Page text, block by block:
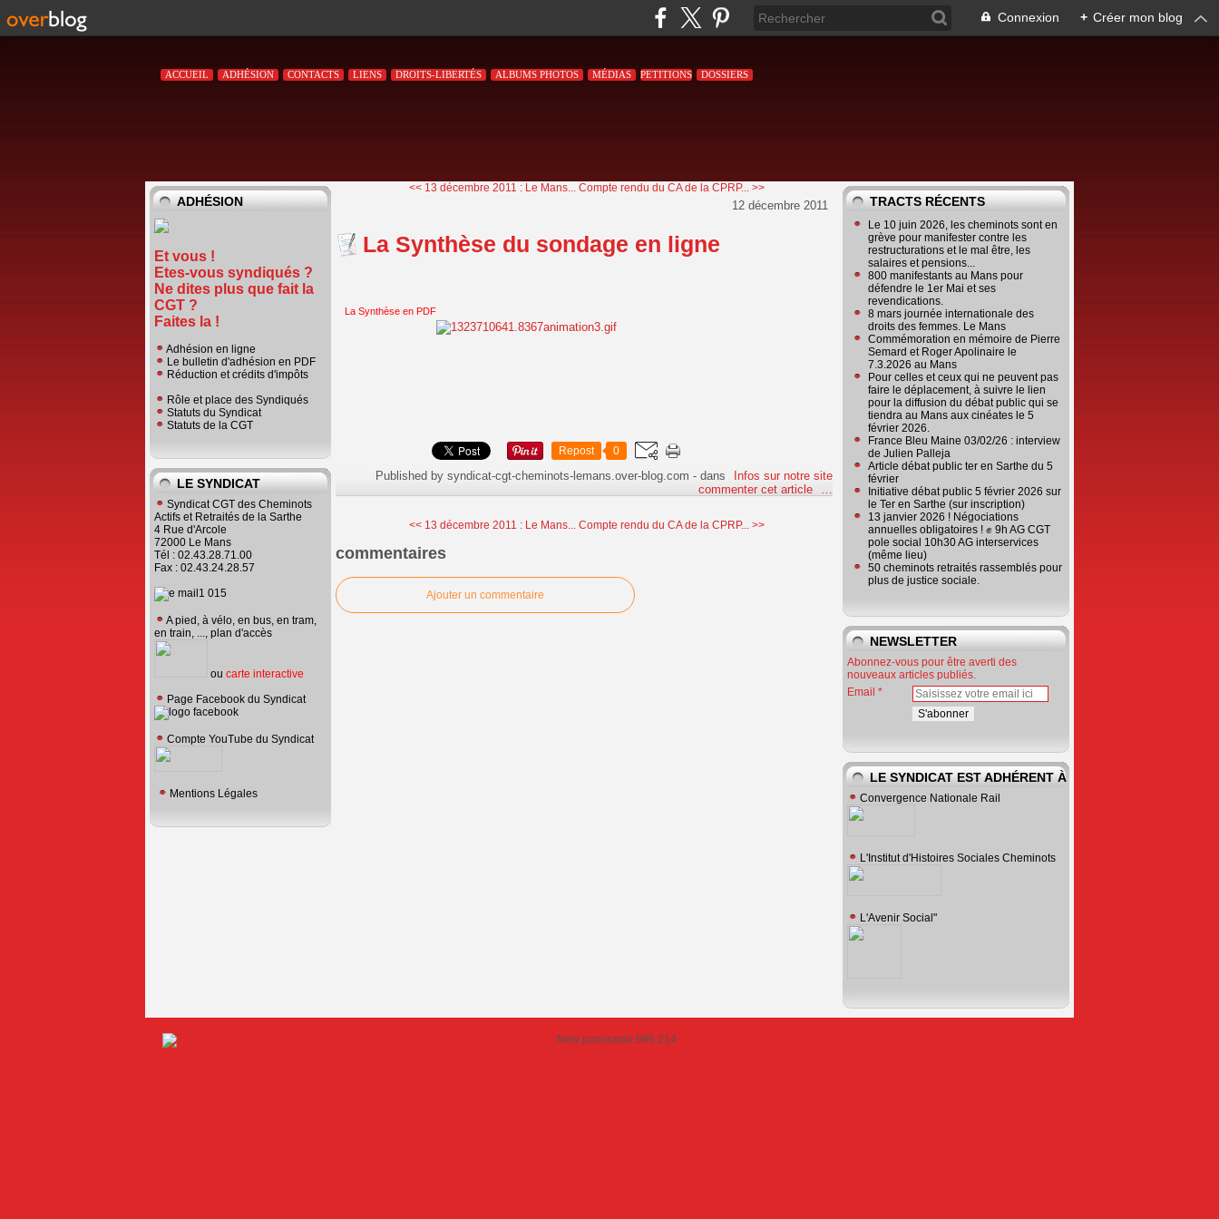
Connexion + Créer mon blog
ACCUEIL ADHÉSION CONTACTS LIENS DROITS-LIBERTÉS ALBUMS PHOTOS MÉDIAS PETITIONS DOSSIERS
ADHÉSION
Et vous !
Etes-vous syndiqués ?
Ne dites plus que fait la
CGT ?
Faites la !
Adhésion en ligne
Le bulletin d'adhésion en PDF
Réduction et crédits d'impôts
Rôle et place des Syndiqués
Statuts du Syndicat
Statuts de la CGT
LE SYNDICAT
Syndicat CGT des Cheminots
Actifs et Retraités de la Sarthe
4 Rue d'Arcole
72000 Le Mans
Tél : 02.43.28.71.00
Fax : 02.43.24.28.57
A pied, à vélo, en bus, en tram,
en train, ..., plan d'accès
ou carte interactive
Page Facebook du Syndicat
Compte YouTube du Syndicat
Mentions Légales
<< 13 décembre 2011 : Le Mans... Compte rendu du CA de la CPRP... >>
12 décembre 2011
La Synthèse du sondage en ligne
La Synthèse en PDF
Repost 0
Published by syndicat-cgt-cheminots-lemans.over-blog.com - dans
Infos sur notre site
commenter cet article
<< 13 décembre 2011 : Le Mans... Compte rendu du CA de la CPRP... >>
commentaires
Ajouter un commentaire
TRACTS RÉCENTS
Le 10 juin 2026, les cheminots sont en
grève pour manifester contre les
restructurations et le mal être, les
salaires et pensions...
800 manifestants au Mans pour
défendre le 1er Mai et ses
revendications.
8 mars journée internationale des
droits des femmes. Le Mans
Commémoration en mémoire de Pierre
Semard et Roger Apolinaire le
7.3.2026 au Mans
Pour celles et ceux qui ne peuvent pas
faire le déplacement, à suivre le lien
pour la diffusion du débat public qui se
tiendra au Mans aux cinéates le 5
février 2026.
France Bleu Maine 03/02/26 : interview
de Julien Palleja
Article débat public ter en Sarthe du 5
février
Initiative débat public 5 février 2026 sur
le Ter en Sarthe (sur inscription)
13 janvier 2026 ! Négociations
annuelles obligatoires ! ✊ 9h AG CGT
pole social 10h30 AG interservices
(même lieu)
50 cheminots retraités rassemblés pour
plus de justice sociale.
NEWSLETTER
Abonnez-vous pour être averti des
nouveaux articles publiés.
Email
LE SYNDICAT EST ADHÉRENT À
Convergence Nationale Rail
L'Institut d'Histoires Sociales Cheminots
L'Avenir Social"